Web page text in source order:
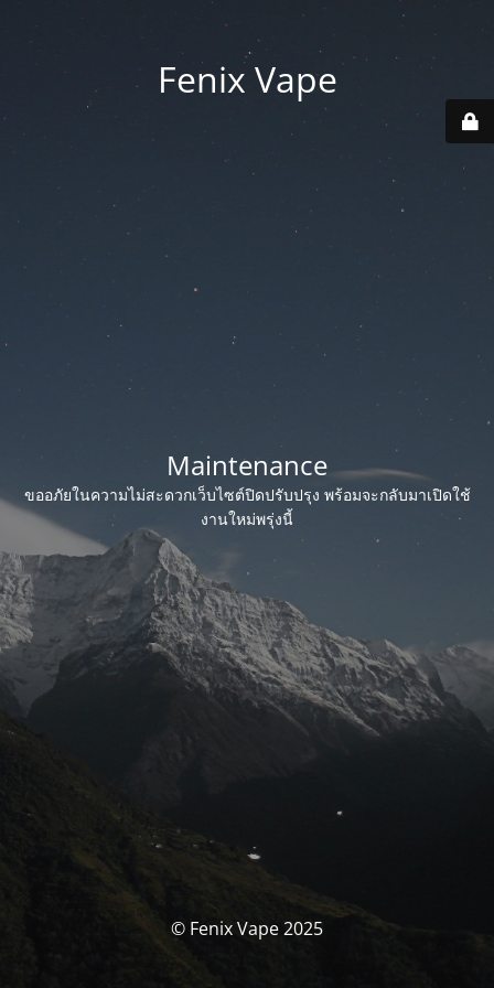
Fenix Vape
Maintenance
ขออภัยในความไม่สะดวกเว็บไซต์ปิดปรับปรุง พร้อมจะกลับมาเปิดใช้
งานใหม่พรุ่งนี้
© Fenix Vape 2025